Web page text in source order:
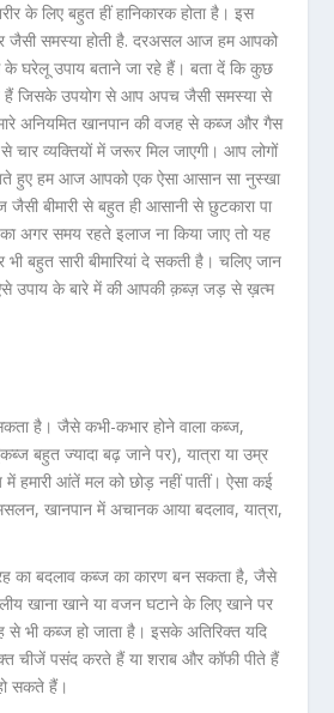
के लिए बहुत हीं हानिकारक होता है। इस
जैसी समस्या होती है. दरअसल आज हम आपको
घरेलू उपाय बताने जा रहे हैं। बता दें कि कुछ
हैं जिसके उपयोग से आप अपच जैसी समस्या से
अनियमित खानपान की वजह से कब्ज और गैस
चार व्यक्तियों में जरूर मिल जाएगी। आप लोगों
हुए हम आज आपको एक ऐसा आसान सा नुस्खा
बीमारी से बहुत ही आसानी से छुटकारा पा
अगर समय रहते इलाज ना किया जाए तो यह
बहुत सारी बीमारियां दे सकती है। चलिए जान
उपाय के बारे में की आपकी क़ब्ज़ जड़ से ख़त्म
है। जैसे कभी-कभार होने वाला कब्ज,
बहुत ज्यादा बढ़ जाने पर), यात्रा या उम्र
हमारी आंतें मल को छोड़ नहीं पातीं। ऐसा कई
खानपान में अचानक आया बदलाव, यात्रा,
का बदलाव कब्ज का कारण बन सकता है, जैसे
खाना खाने या वजन घटाने के लिए खाने पर
भी कब्ज हो जाता है। इसके अतिरिक्त यदि
चीजें पसंद करते हैं या शराब और कॉफी पीते हैं
सकते हैं।